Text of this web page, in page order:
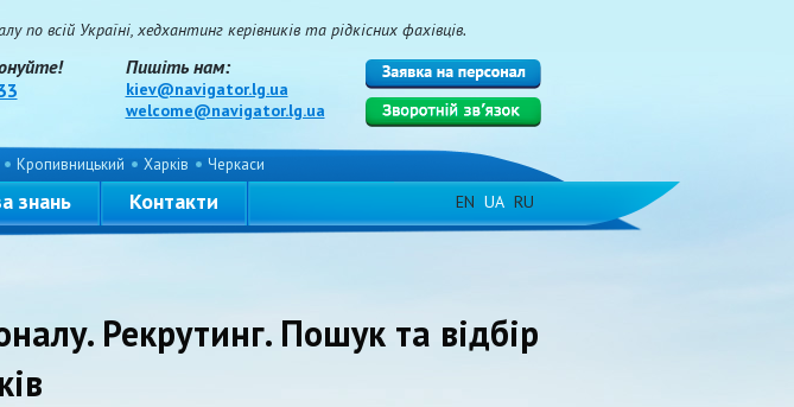
всій Україні, хедхантинг керівників та рідкісних фахівців.
Пишіть нам:
kiev@navigator.lg.ua
welcome@navigator.lg.ua
Кропивницький Харків Черкаси
знань Контакти EN UA RU
Рекрутинг. Пошук та відбір